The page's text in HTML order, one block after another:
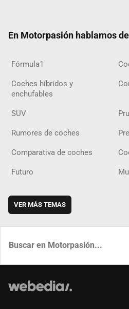
En Motorpasión hablamos
Fórmula1
Coches híbridos y
enchufables
SUV
Rumores de coches
Comparativa de coches
Futuro
VER MÁS TEMAS